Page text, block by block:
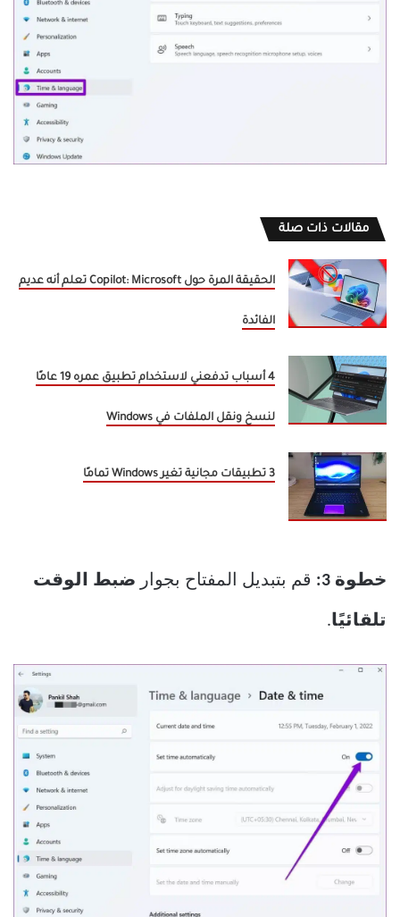
مقالات ذات صلة
الحقيقة المرة حول Copilot: Microsoft تعلم أنه عديم
الفائدة
4 أسباب تدفعني لاستخدام تطبيق عمره 19 عامًا
لنسخ ونقل الملفات في Windows
3 تطبيقات مجانية تغير Windows تمامًا
خطوة 3: قم بتبديل المفتاح بجوار ضبط الوقت
تلقائيًا.